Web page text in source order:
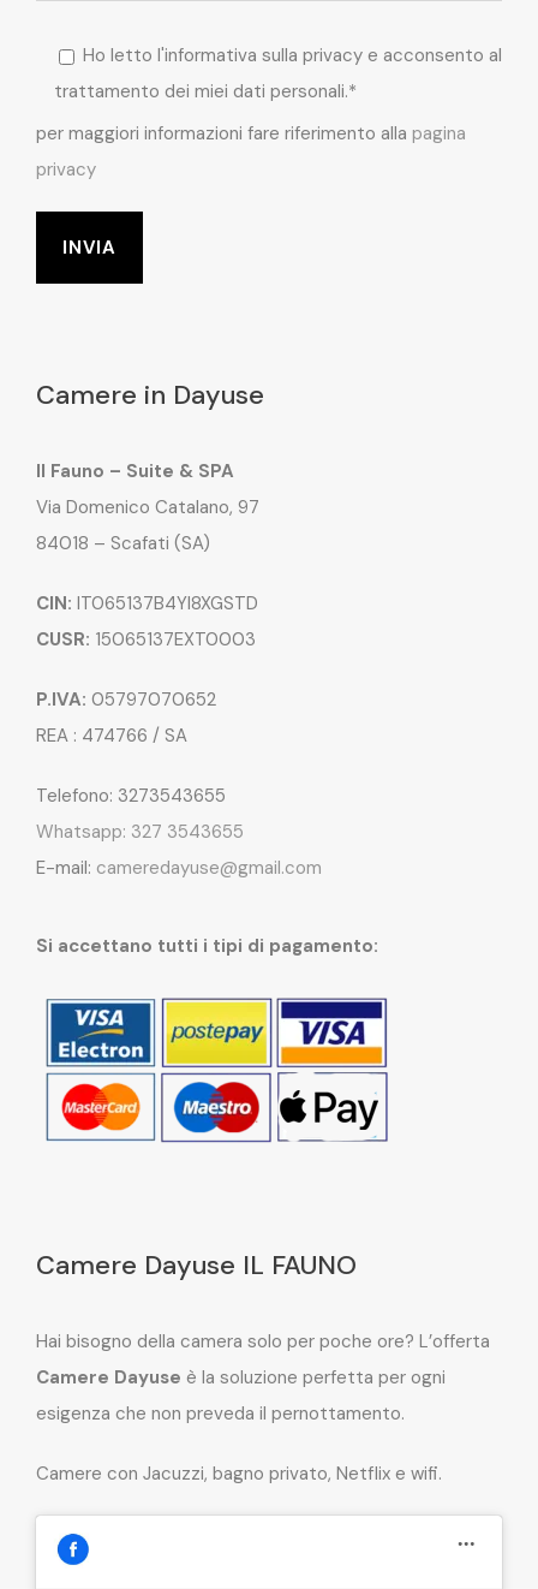
Ho letto l'informativa sulla privacy e acconsento al
trattamento dei miei dati personali.*
per maggiori informazioni fare riferimento alla pagina
privacy
Camere in Dayuse
Il Fauno – Suite & SPA
Via Domenico Catalano, 97
84018 – Scafati (SA)
CIN: IT065137B4YI8XGSTD
CUSR: 15065137EXT0003
P.IVA: 05797070652
REA : 474766 / SA
Telefono: 3273543655
Whatsapp: 327 3543655
E-mail: cameredayuse@gmail.com
Si accettano tutti i tipi di pagamento:
Camere Dayuse IL FAUNO
Hai bisogno della camera solo per poche ore? L’offerta
Camere Dayuse è la soluzione perfetta per ogni
esigenza che non preveda il pernottamento.
Camere con Jacuzzi, bagno privato, Netflix e wifi.